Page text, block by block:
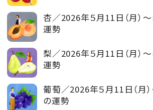
杏／2026年５月11日（月）～
運勢
梨／2026年５月11日（月）～
運勢
葡萄／2026年５月11日（月）
の運勢